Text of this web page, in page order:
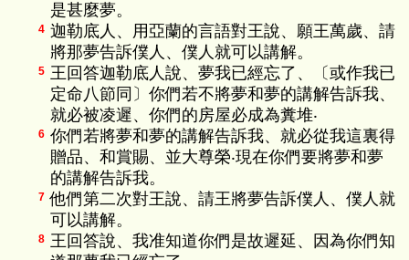
是甚麼夢。
4 迦勒底人、用亞蘭的言語對王說、願王萬歲、請
將那夢告訴僕人、僕人就可以講解。
5 王回答迦勒底人說、夢我已經忘了、〔或作我已
定命八節同〕你們若不將夢和夢的講解告訴我、
就必被凌遲、你們的房屋必成為糞堆‧
6 你們若將夢和夢的講解告訴我、就必從我這裏得
贈品、和賞賜、並大尊榮‧現在你們要將夢和夢
的講解告訴我。
7 他們第二次對王說、請王將夢告訴僕人、僕人就
可以講解。
8 王回答說、我准知道你們是故遲延、因為你們知